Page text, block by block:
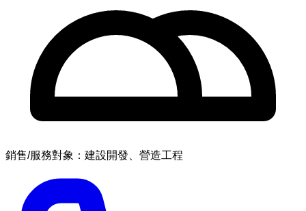
銷售/服務對象：建設開發、營造工程